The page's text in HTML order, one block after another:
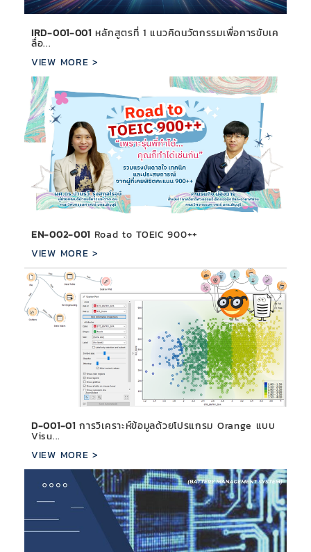
IRD-001-001หลักสูตรที่ 1 แนวคิดนวัตกรรมเพื่อการขับเค
ลื่อ...
VIEW MORE >
EN-002-001 Road to TOEIC 900++
VIEW MORE >
D-001-01การวิเคราะห์ข้อมูลด้วยโปรแกรม Orange แบบ
Visu...
VIEW MORE >